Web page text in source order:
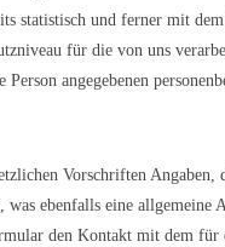
statistisch und ferner mit
für die von uns
angegebenen
Vorschriften Angaben,
ebenfalls eine allgemeine
den Kontakt mit dem